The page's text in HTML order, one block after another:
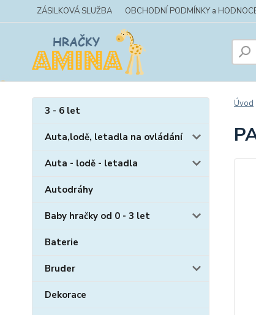
ZÁSILKOVÁ SLUŽBA OBCHODNÍ PODMÍNKY a
3 - 6 let
Auta,lodě, letadla na ovládání
Auta - lodě - letadla
Autodráhy
Baby hračky od 0 - 3 let
Baterie
Bruder
Dekorace
Úvod